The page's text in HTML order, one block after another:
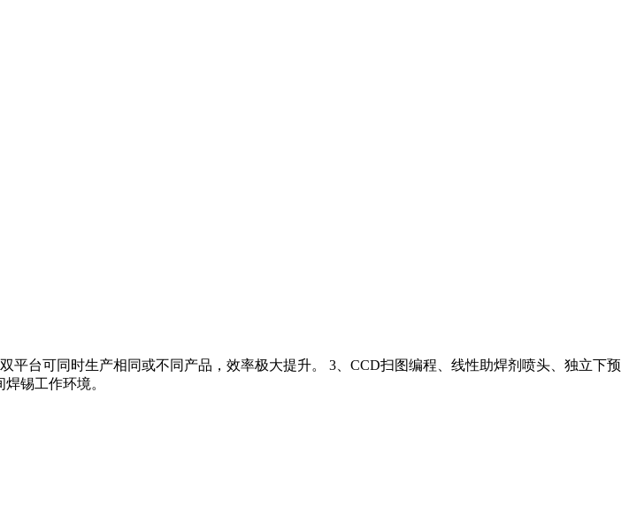
台可同时生产相同或不同产品，效率极大提升。 3、CCD扫图编程、线性助焊剂喷头、独立下预
锡工作环境。